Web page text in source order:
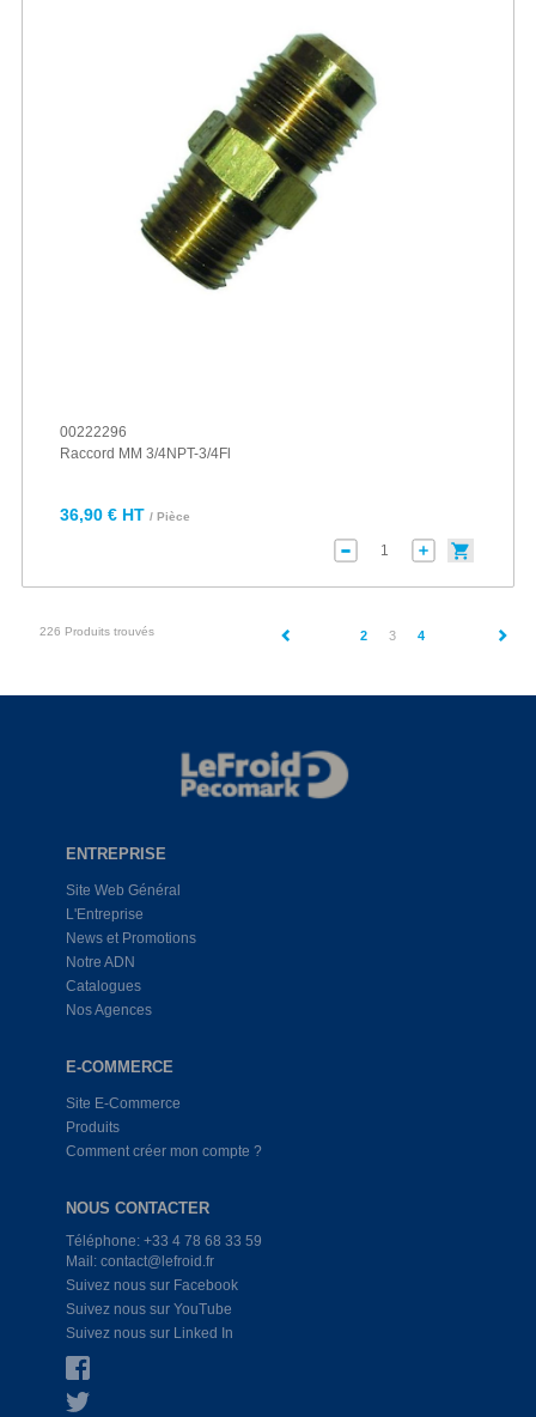
00222296
Raccord MM 3/4NPT-3/4Fl
36,90 € HT / Pièce
226 Produits trouvés 2 3(current)
4
ENTREPRISE
Site Web Général
L'Entreprise
News et Promotions
Notre ADN
Catalogues
Nos Agences
E-COMMERCE
Site E-Commerce
Produits
Comment créer mon compte ?
NOUS CONTACTER
Téléphone: +33 4 78 68 33 59
Mail: contact@lefroid.fr
Suivez nous sur Facebook
Suivez nous sur YouTube
Suivez nous sur Linked In